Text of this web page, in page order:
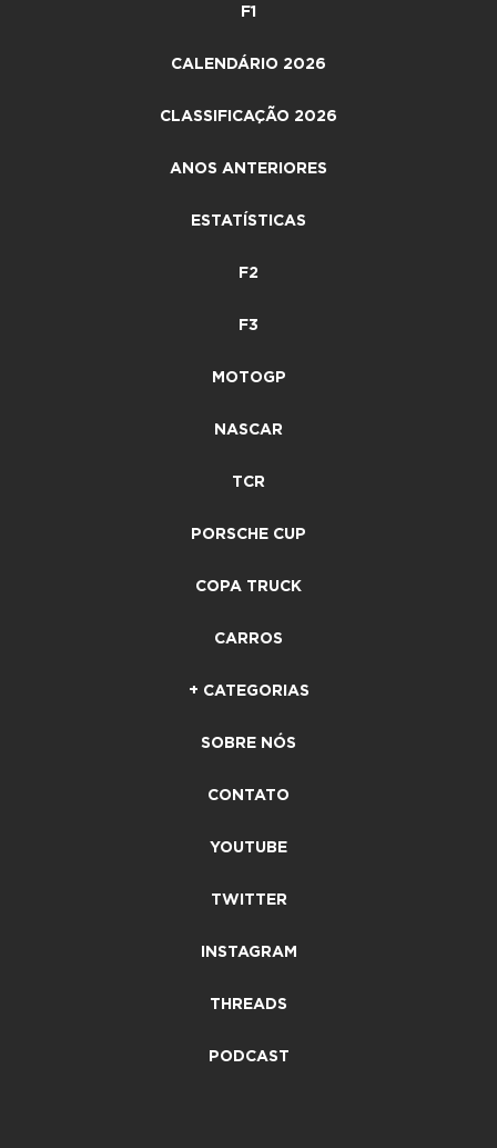
F1
CALENDÁRIO 2026
CLASSIFICAÇÃO 2026
ANOS ANTERIORES
ESTATÍSTICAS
F2
F3
MOTOGP
NASCAR
TCR
PORSCHE CUP
COPA TRUCK
CARROS
+ CATEGORIAS
SOBRE NÓS
CONTATO
YOUTUBE
TWITTER
INSTAGRAM
THREADS
PODCAST